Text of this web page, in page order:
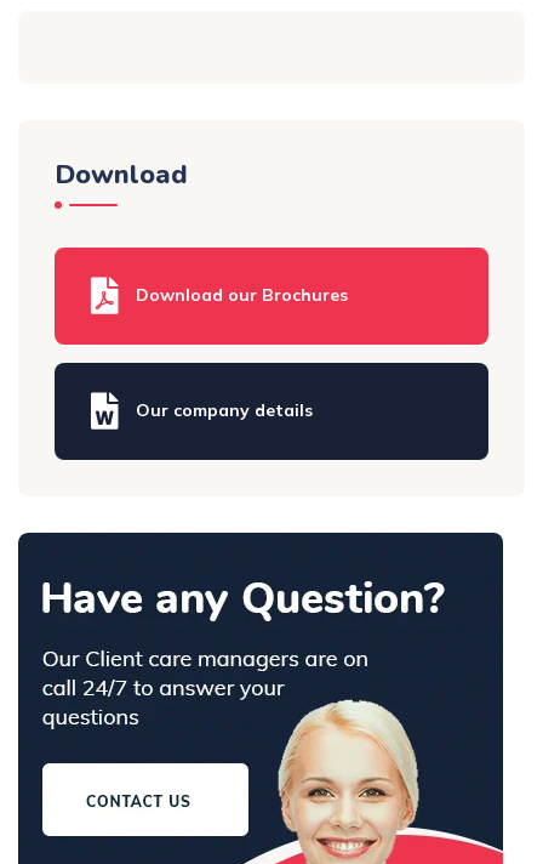
Download
Download our Brochures
Our company details